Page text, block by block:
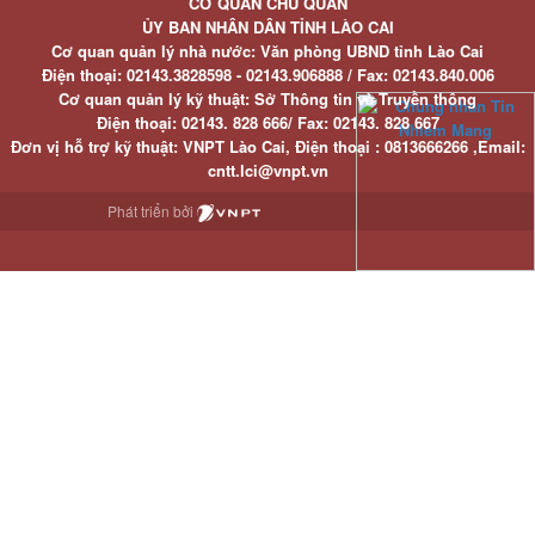
ỦY BAN NHÂN DÂN TỈNH LÀO CAI
Cơ quan quản lý nhà nước: Văn phòng UBND tỉnh Lào Cai
Điện thoại:02143.3828598 - 02143.906888 / Fax:02143.840.006
Cơ quan quản lý kỹ thuật: Sở Thông tin và Truyền thông
Điện thoại:02143. 828 666/ Fax:02143. 828 667
Đơn vị hỗ trợ kỹ thuật: VNPT Lào Cai, Điện thoại : 0813666266 ,Email:
cntt.lci@vnpt.vn
Phát triển bởi